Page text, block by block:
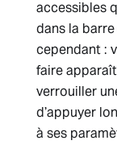
accessibles
dans la
cependant :
faire
verrouiller
d’appuyer
à ses